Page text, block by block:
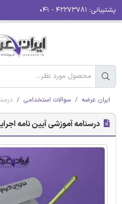
پشتیبانی:
ایران عرضه سوالات استخدامی
درسنامه آموزشی آیین نامه